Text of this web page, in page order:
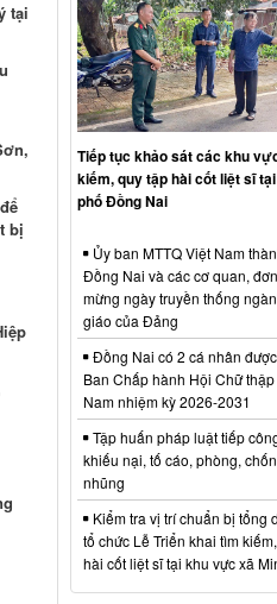
tại
bị
Tiếp tục khảo sát các khu
kiếm, quy tập hài cốt liệt sĩ
phố Đồng Nai
Ủy ban MTTQ Việt Nam
Đồng Nai và các cơ quan,
mừng ngày truyền thống
giáo của Đảng
Đồng Nai có 2 cá nhân
Ban Chấp hành Hội Chữ
Nam nhiệm kỳ 2026-2031
Tập huấn pháp luật tiếp
khiếu nại, tố cáo, phòng,
nhũng
Kiểm tra vị trí chuẩn bị tổng
tổ chức Lễ Triển khai tìm
hài cốt liệt sĩ tại khu vực xã